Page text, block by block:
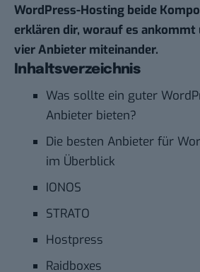
WordPress-Hosting beide
erklären dir, worauf es ankommt
vier Anbieter miteinander.
Inhaltsverzeichnis
Was sollte ein guter
Anbieter bieten?
Die besten Anbieter für
im Überblick
IONOS
STRATO
Hostpress
Raidboxes